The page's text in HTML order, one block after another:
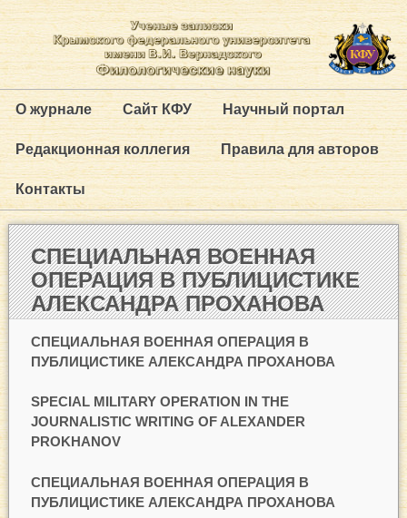
О журнале Сайт КФУ Научный портал
Редакционная коллегия Правила для авторов
Контакты
СПЕЦИАЛЬНАЯ ВОЕННАЯ
ОПЕРАЦИЯ В ПУБЛИЦИСТИКЕ
АЛЕКСАНДРА ПРОХАНОВА
СПЕЦИАЛЬНАЯ ВОЕННАЯ ОПЕРАЦИЯ В
ПУБЛИЦИСТИКЕ АЛЕКСАНДРА ПРОХАНОВА
SPECIAL MILITARY OPERATION IN THE
JOURNALISTIC WRITING OF ALEXANDER
PROKHANOV
СПЕЦИАЛЬНАЯ ВОЕННАЯ ОПЕРАЦИЯ В
ПУБЛИЦИСТИКЕ АЛЕКСАНДРА ПРОХАНОВА